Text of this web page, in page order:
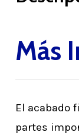
Más
El acabado
partes